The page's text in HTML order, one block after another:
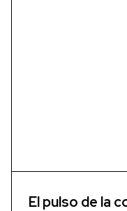
El pulso de la